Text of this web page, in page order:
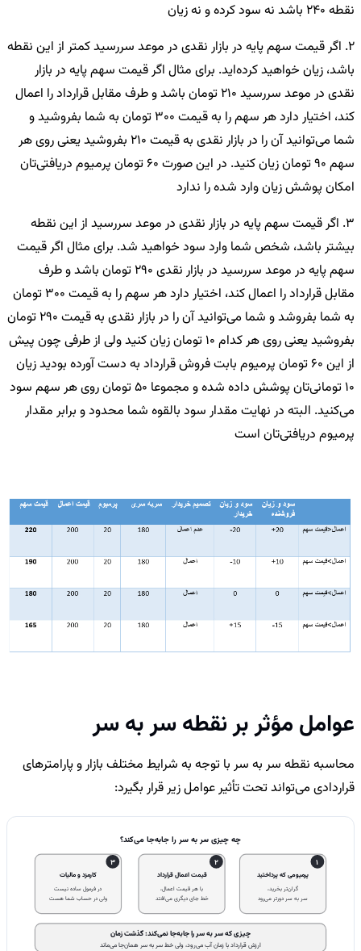
نقطه 240 باشد نه سود کرده و نه زیان
2. اگر قیمت سهم پایه در بازار نقدی در موعد سررسید کمتر از این نقطه
باشد، زیان خواهید کرده‌اید. برای مثال اگر قیمت سهم پایه در بازار
نقدی در موعد سررسید 210 تومان باشد و طرف مقابل قرارداد را اعمال
کند، اختیار دارد هر سهم را به قیمت 300 تومان به شما بفروشید و
شما می‌توانید آن را در بازار نقدی به قیمت 210 بفروشید یعنی روی هر
سهم 90 تومان زیان کنید. در این صورت 60 تومان پرمیوم دریافتی‌تان
امکان پوشش زیان وارد شده را ندارد
3. اگر قیمت سهم پایه در بازار نقدی در موعد سررسید از این نقطه
بیشتر باشد، شخص شما وارد سود خواهید شد. برای مثال اگر قیمت
سهم پایه در موعد سررسید در بازار نقدی 290 تومان باشد و طرف
مقابل قرارداد را اعمال کند، اختیار دارد هر سهم را به قیمت 300 تومان
به شما بفروشد و شما می‌توانید آن را در بازار نقدی به قیمت 290 تومان
بفروشید یعنی روی هر کدام 10 تومان زیان کنید ولی از طرفی چون پیش
از این 60 تومان پرمیوم بابت فروش قرارداد به دست آورده بودید زیان
10 تومانی‌تان پوشش داده شده و مجموعا 50 تومان روی هر سهم سود
می‌کنید. البته در نهایت مقدار سود بالقوه شما محدود و برابر مقدار
پرمیوم دریافتی‌تان است
عوامل مؤثر بر نقطه سر به سر
محاسبه نقطه سر به سر با توجه به شرایط مختلف بازار و پارامترهای
قراردادی می‌تواند تحت تأثیر عوامل زیر قرار بگیرد:
چه چیزی سر به سر را جابه‌جا می‌کند؟
1
پرمیومی که پرداختید
گران‌تر بخرید،
سر به سر دورتر می‌رود
2
قیمت اعمال قرارداد
با هر قیمت اعمال،
خط جای دیگری می‌افتد
3
کارمزد و مالیات
در فرمول ساده نیست
ولی در حساب شما هست
چیزی که سر به سر را جابه‌جا نمی‌کند: گذشت زمان
ارزش قرارداد با زمان آب می‌رود، ولی خط سر به سر همان‌جا می‌ماند